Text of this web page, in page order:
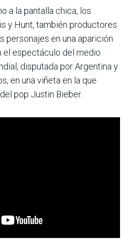
a la pantalla chica, los
y Hunt, también productores
personajes en una aparición
el espectáculo del medio
disputada por Argentina y
en una viñeta en la que
pop Justin Bieber.